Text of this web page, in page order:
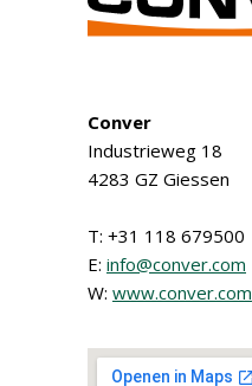
Conver
Industrieweg 18
4283 GZ Giessen
T: +31 118 679500
E: info@conver.com
W: www.conver.com